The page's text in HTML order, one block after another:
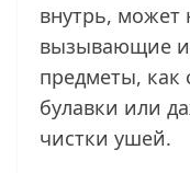
внутрь, может
вызывающие
предметы, как
булавки или
чистки ушей.